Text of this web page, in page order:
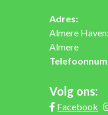
Adres:
Almere
Almere
Volg ons:
Facebook